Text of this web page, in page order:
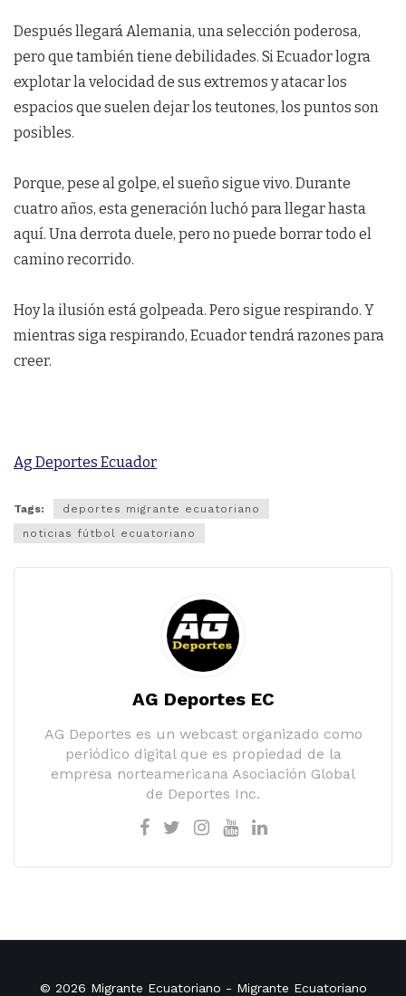
Después llegará Alemania, una selección poderosa,
pero que también tiene debilidades. Si Ecuador logra
explotar la velocidad de sus extremos y atacar los
espacios que suelen dejar los teutones, los puntos son
posibles.
Porque, pese al golpe, el sueño sigue vivo. Durante
cuatro años, esta generación luchó para llegar hasta
aquí. Una derrota duele, pero no puede borrar todo el
camino recorrido.
Hoy la ilusión está golpeada. Pero sigue respirando. Y
mientras siga respirando, Ecuador tendrá razones para
creer.
Ag Deportes Ecuador
Tags:
deportes migrante ecuatoriano
noticias fútbol ecuatoriano
AG Deportes EC
AG Deportes es un webcast organizado como
periódico digital que es propiedad de la
empresa norteamericana Asociación Global
de Deportes Inc.
© 2026 Migrante Ecuatoriano - Migrante Ecuatoriano